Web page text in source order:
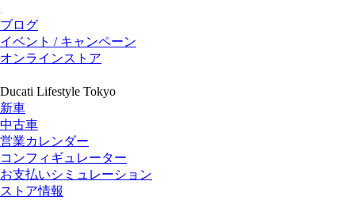
ブログ
イベント / キャンペーン
オンラインストア
Ducati Lifestyle Tokyo
新車
中古車
営業カレンダー
コンフィギュレーター
お支払いシミュレーション
ストア情報